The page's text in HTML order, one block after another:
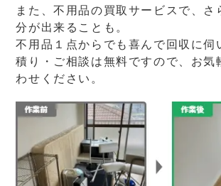
また、不用品の買取サービスで、さ
分が出来ることも。
不用品１点からでも喜んで回収に伺
積り・ご相談は無料ですので、お気
わせください。